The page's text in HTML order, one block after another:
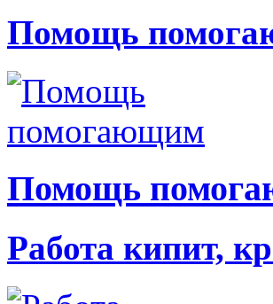
Помощь
Помощь
Работа кипит,